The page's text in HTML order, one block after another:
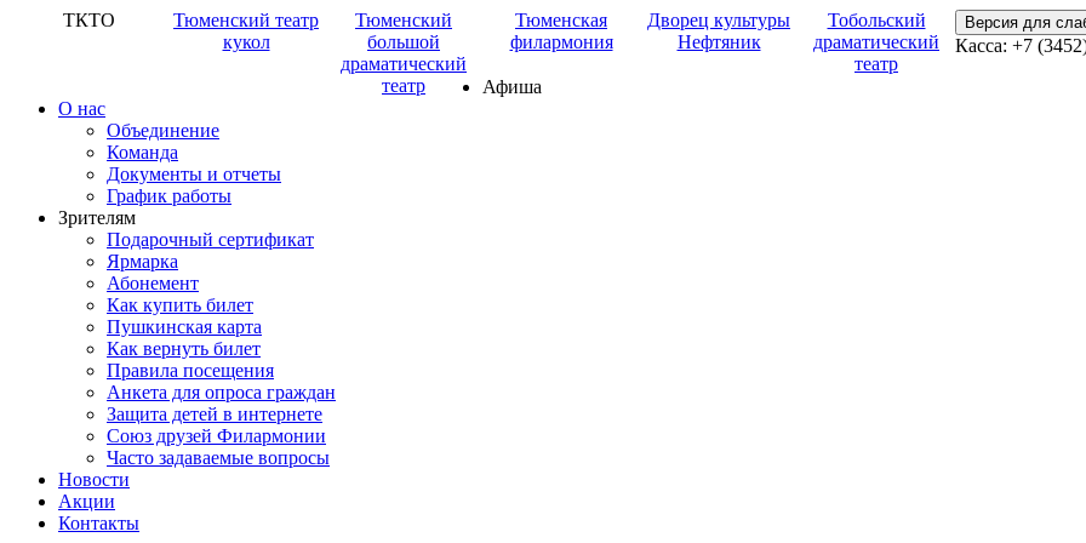
ТКТО
Тюменский театр
кукол
Тюменский
большой
драматический
театр
Тюменская
филармония
Дворец культуры
Нефтяник
Тобольский
драматический
театр
Версия для
Касса: +7
Афиша
О нас
Объединение
Команда
Документы и отчеты
График работы
Зрителям
Подарочный сертификат
Ярмарка
Абонемент
Как купить билет
Пушкинская карта
Как вернуть билет
Правила посещения
Анкета для опроса граждан
Защита детей в интернете
Союз друзей Филармонии
Часто задаваемые вопросы
Новости
Акции
Контакты